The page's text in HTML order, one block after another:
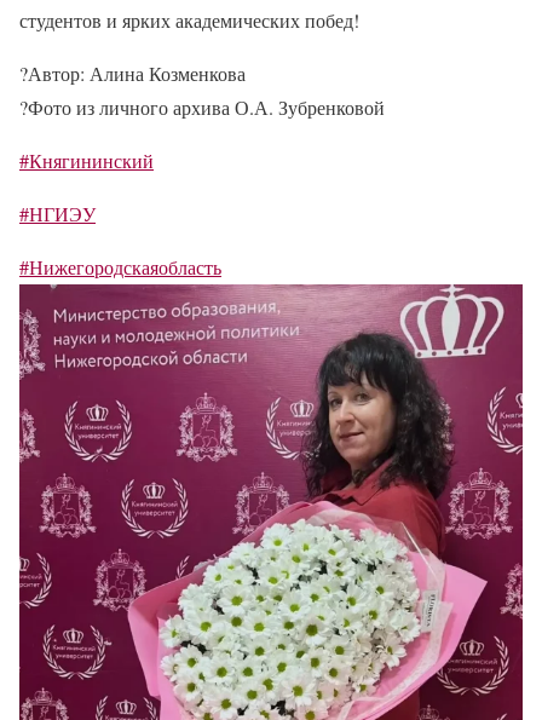
студентов и ярких академических побед!
?Автор: Алина Козменкова
?Фото из личного архива О.А. Зубренковой
#Княгининский
#НГИЭУ
#Нижегородскаяобласть